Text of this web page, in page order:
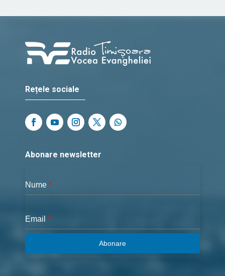
Rețele sociale
Abonare newsletter
Nume *
Email *
Abonare